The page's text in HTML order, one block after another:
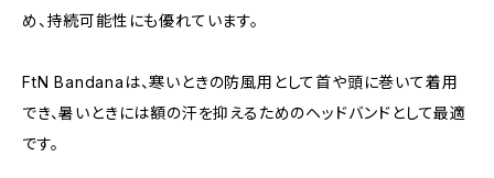
め、持続可能性にも優れています。
FtN Bandanaは、寒いときの防風用として首や頭に巻いて着用
でき、暑いときには額の汗を抑えるためのヘッドバンドとして最適
です。